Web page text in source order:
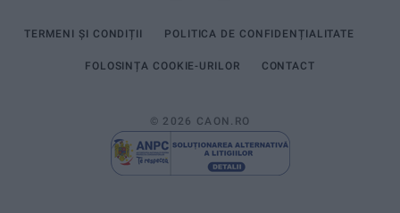
TERMENI ȘI CONDIȚII POLITICA DE CONFIDENȚIALITATE
FOLOSINȚA COOKIE-URILOR CONTACT
© 2026 CAON.RO